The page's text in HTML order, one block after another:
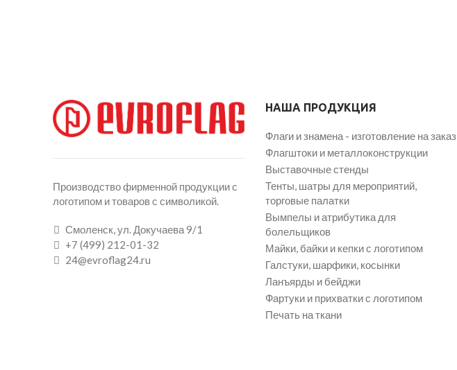
Производство фирменной продукции с
логотипом и товаров с символикой.
Смоленск, ул. Докучаева 9/1
+7 (499) 212-01-32
24@evroflag24.ru
НАША ПРОДУКЦИЯ
Флаги и знамена - изготовление на заказ
Флагштоки и металлоконструкции
Выставочные стенды
Тенты, шатры для мероприятий,
торговые палатки
Вымпелы и атрибутика для
болельщиков
Майки, байки и кепки с логотипом
Галстуки, шарфики, косынки
Ланъярды и бейджи
Фартуки и прихватки с логотипом
Печать на ткани